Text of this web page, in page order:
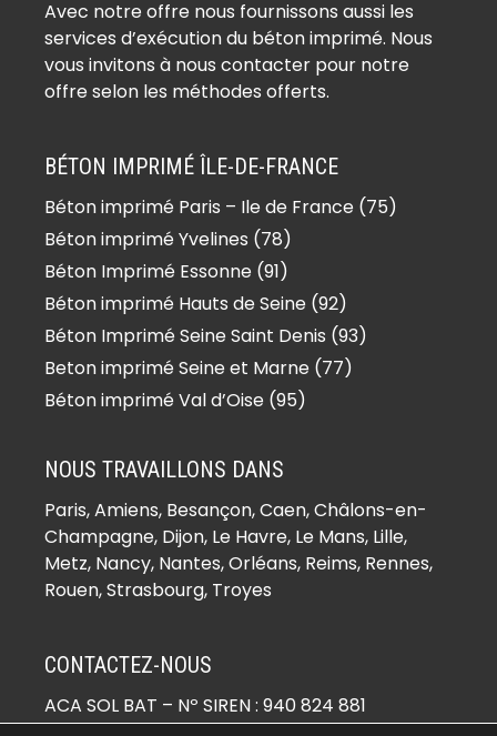
Béton imprimé L’Île-Saint-Denis
(93450)
Béton imprimé Le Blanc-Mesnil
(93150)
Béton imprimé Le Bourget (93350)
Béton imprimé Le Pré-Saint-Gervais
(93310)
Béton imprimé Le Raincy (93340)
Béton imprimé Les Lilas (93260)
Béton imprimé Les Pavillons-sous-
Béton imprimé Livry-Gargan
(93190)
Béton imprimé Montfermeil (93370)
Béton imprimé Montreuil (93100)
Béton imprimé Neuilly-Plaisance
(93330)
Béton imprimé Noisy-le-Grand
Avec notre offre nous fournissons aussi les
services d’exécution du béton imprimé. Nous
vous invitons à nous contacter pour notre
offre selon les méthodes offerts.
BÉTON IMPRIMÉ ÎLE-DE-FRANCE
Béton imprimé Paris – Ile de France (75)
Béton imprimé Yvelines (78)
Béton Imprimé Essonne (91)
Béton imprimé Hauts de Seine (92)
Béton Imprimé Seine Saint Denis (93)
Beton imprimé Seine et Marne (77)
Béton imprimé Val d’Oise (95)
NOUS TRAVAILLONS DANS
Paris,Amiens, Besançon, Caen, Châlons-en-
Champagne, Dijon, Le Havre, Le Mans, Lille,
Metz, Nancy, Nantes, Orléans, Reims, Rennes,
Rouen, Strasbourg, Troyes
CONTACTEZ-NOUS
ACA SOL BAT – Nº SIREN : 940 824 881